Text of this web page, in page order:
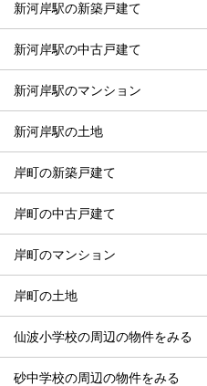
新河岸駅の新築戸建て
新河岸駅の中古戸建て
新河岸駅のマンション
新河岸駅の土地
岸町の新築戸建て
岸町の中古戸建て
岸町のマンション
岸町の土地
仙波小学校の周辺の物件をみる
砂中学校の周辺の物件をみる